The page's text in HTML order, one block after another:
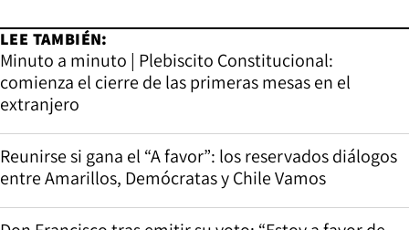
LEE TAMBIÉN:
Minuto a minuto | Plebiscito Constitucional:
comienza el cierre de las primeras mesas en el
extranjero
Reunirse si gana el “A favor”: los reservados diálogos
entre Amarillos, Demócratas y Chile Vamos